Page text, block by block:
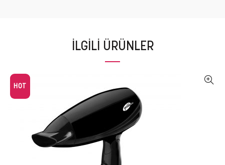
İLGILI ÜRÜNLER
HOT